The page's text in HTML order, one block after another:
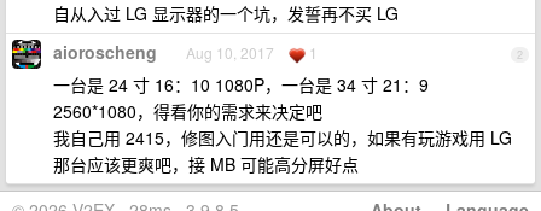
自从入过 LG 显示器的一个坑，发誓再不买 LG
2
aioroscheng Aug 10, 2017 1
一台是 24 寸 16：10 1080P，一台是 34 寸 21：9
2560*1080，得看你的需求来决定吧
我自己用 2415，修图入门用还是可以的，如果有玩游戏用 LG
那台应该更爽吧，接 MB 可能高分屏好点